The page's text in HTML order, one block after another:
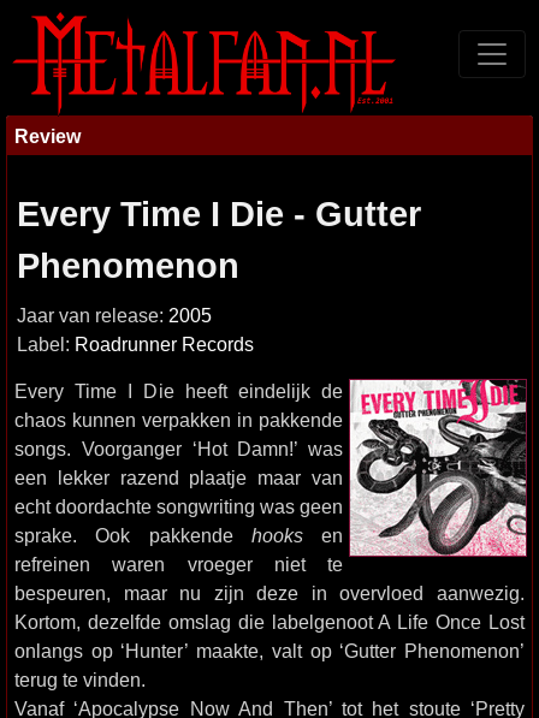
Review
Every Time I Die - Gutter
Phenomenon
Jaar van release: 2005
Label: Roadrunner Records
Every Time I Die heeft eindelijk de
chaos kunnen verpakken in pakkende
songs. Voorganger ‘Hot Damn!’ was
een lekker razend plaatje maar van
echt doordachte songwriting was geen
sprake. Ook pakkende hooksen
refreinen waren vroeger niet te
bespeuren, maar nu zijn deze in overvloed aanwezig.
Kortom, dezelfde omslag die labelgenoot A Life Once Lost
onlangs op ‘Hunter’ maakte, valt op ‘Gutter Phenomenon’
terug te vinden.
Vanaf ‘Apocalypse Now And Then’ tot het stoute ‘Pretty